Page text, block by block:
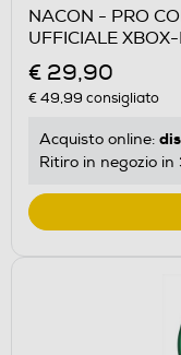
NACON - PRO
UFFICIALE
€ 29,90
€ 49,99 consigliato
Acquisto online:
Ritiro in negozio